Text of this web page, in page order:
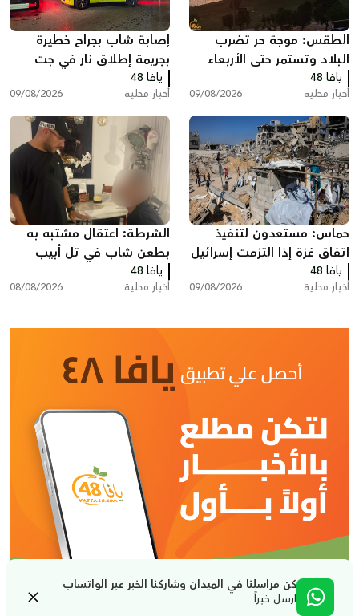
كن مراسلنا في الميدان وشاركنا الخبر عبر الواتساب
ارسل خبراً
الطقس: موجة حر تضرب
البلاد وتستمر حتى الأربعاء
يافا 48
أخبار محلية 09/08/2026
إصابة شاب بجراح خطيرة
بجريمة إطلاق نار في جت
يافا 48
أخبار محلية 09/08/2026
حماس: مستعدون لتنفيذ
اتفاق غزة إذا التزمت إسرائيل
يافا 48
أخبار محلية 09/08/2026
الشرطة: اعتقال مشتبه به
بطعن شاب في تل أبيب
يافا 48
أخبار محلية 08/08/2026